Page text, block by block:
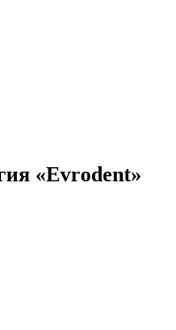
«Evrodent»